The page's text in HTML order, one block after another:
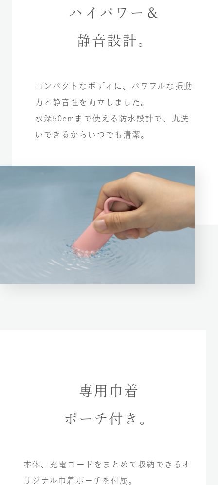
ハイパワー＆
静音設計。
コンパクトなボディに、パワフルな振動
力と静音性を両立しました。
水深50cmまで使える防水設計で、丸洗
いできるからいつでも清潔。
専用巾着
ポーチ付き。
本体、充電コードをまとめて収納できるオ
リジナル巾着ポーチを付属。